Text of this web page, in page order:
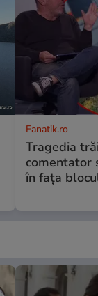
Fanatik.ro
Tragedia
comentator
în fața